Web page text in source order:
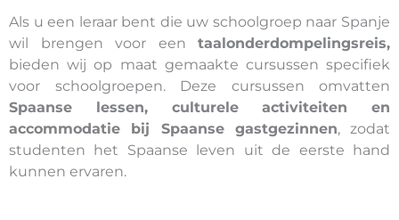
Als u een leraar bent die uw schoolgroep naar Spanje
wil brengen voor een taalonderdompelingsreis,
bieden wij op maat gemaakte cursussen specifiek
voor schoolgroepen. Deze cursussen omvatten
Spaanse lessen, culturele activiteiten en
accommodatie bij Spaanse gastgezinnen, zodat
studenten het Spaanse leven uit de eerste hand
kunnen ervaren.